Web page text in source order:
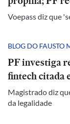
Voepass diz que
BLOG DO FAUSTO
PF investiga
fintech citada
Magistrado diz
da legalidade